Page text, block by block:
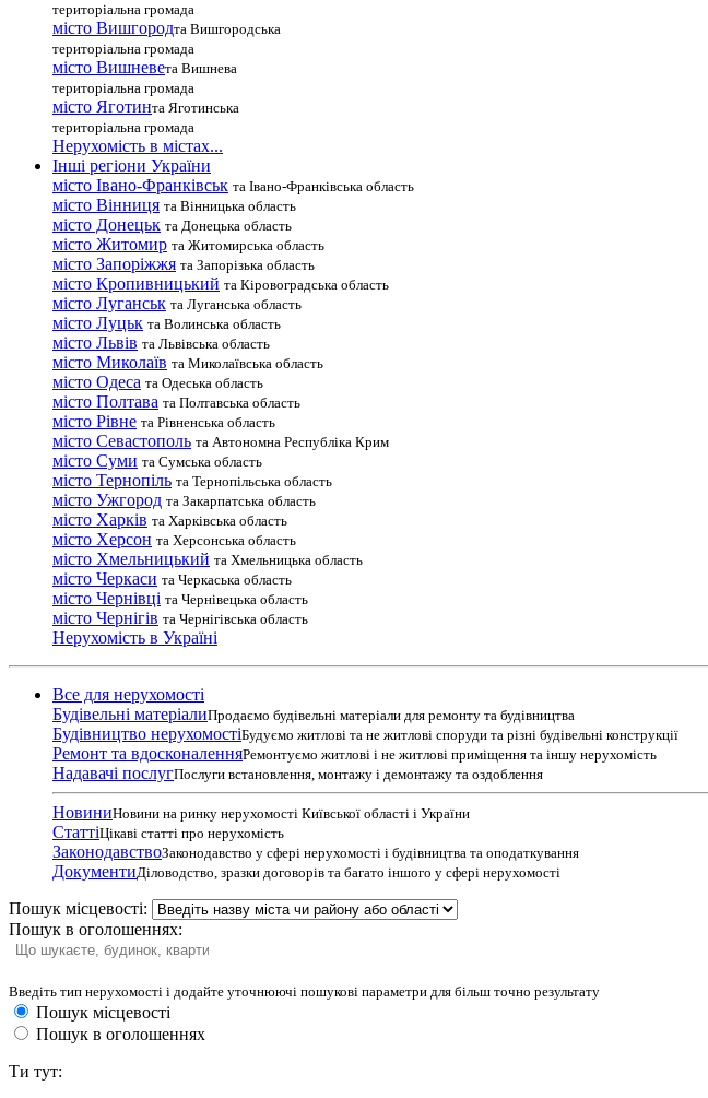
територіальна громада
місто Вишгородта Вишгородська
територіальна громада
місто Вишневета Вишнева
територіальна громада
місто Яготинта Яготинська
територіальна громада
Нерухомість в містах...
Інші регіони України
місто Івано-Франківськ та Івано-Франківська область
місто Вінниця та Вінницька область
місто Донецьк та Донецька область
місто Житомир та Житомирська область
місто Запоріжжя та Запорізька область
місто Кропивницький та Кіровоградська область
місто Луганськ та Луганська область
місто Луцьк та Волинська область
місто Львів та Львівська область
місто Миколаїв та Миколаївська область
місто Одеса та Одеська область
місто Полтава та Полтавська область
місто Рівне та Рівненська область
місто Севастополь та Автономна Республіка Крим
місто Суми та Сумська область
місто Тернопіль та Тернопільська область
місто Ужгород та Закарпатська область
місто Харків та Харківська область
місто Херсон та Херсонська область
місто Хмельницький та Хмельницька область
місто Черкаси та Черкаська область
місто Чернівці та Чернівецька область
місто Чернігів та Чернігівська область
Нерухомість в Україні
Все для нерухомості
Будівельні матеріалиПродаємо будівельні матеріали для ремонту та будівництва
Будівництво нерухомостіБудуємо житлові та не житлові споруди та різні будівельні конструкції
Ремонт та вдосконаленняРемонтуємо житлові і не житлові приміщення та іншу нерухомість
Надавачі послугПослуги встановлення, монтажу і демонтажу та оздоблення
НовиниНовини на ринку нерухомості Київської області і України
СтаттіЦікаві статті про нерухомість
ЗаконодавствоЗаконодавство у сфері нерухомості і будівництва та оподаткування
ДокументиДіловодство, зразки договорів та багато іншого у сфері нерухомості
Пошук місцевості:
Пошук в оголошеннях:
Введіть тип нерухомості і додайте уточнюючі пошукові параметри для більш точно результату
Пошук місцевості
Пошук в оголошеннях
Ти тут: